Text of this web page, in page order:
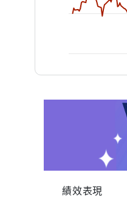
績效表現